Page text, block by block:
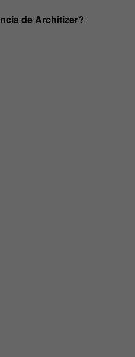
de Architizer?